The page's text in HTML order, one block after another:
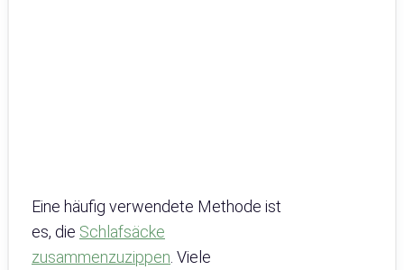
Eine häufig verwendete Methode ist
es, die Schlafsäcke
zusammenzuzippen . Viele